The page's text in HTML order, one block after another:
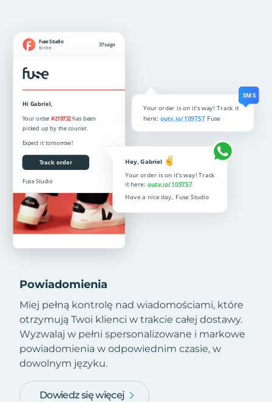
Powiadomienia
Miej pełną kontrolę nad wiadomościami, które
otrzymują Twoi klienci w trakcie całej dostawy.
Wyzwalaj w pełni spersonalizowane i markowe
powiadomienia w odpowiednim czasie, w
dowolnym języku.
Dowiedz się więcej